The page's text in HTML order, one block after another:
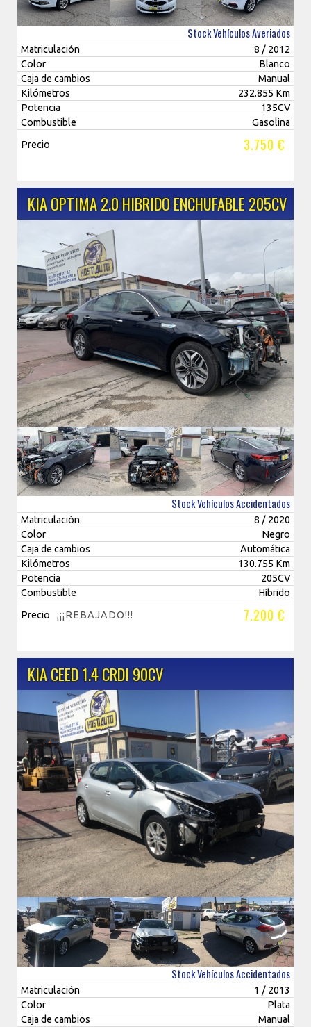
Stock Vehículos Averiados
Matriculación
8 / 2012
Color
Blanco
Caja de cambios
Manual
Kilómetros
232.855 Km
Potencia
135CV
Combustible
Gasolina
Precio
3.750 €
KIA OPTIMA 2.0 HIBRIDO ENCHUFABLE 205CV
Stock Vehículos Accidentados
Matriculación
8 / 2020
Color
Negro
Caja de cambios
Automática
Kilómetros
130.755 Km
Potencia
205CV
Combustible
Híbrido
Precio
¡¡¡REBAJADO!!! 7.200 €
KIA CEED 1.4 CRDI 90CV
Stock Vehículos Accidentados
Matriculación
1 / 2013
Color
Plata
Caja de cambios
Manual